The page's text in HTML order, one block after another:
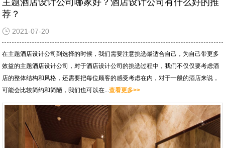
荐？
2021-07-20
在主题酒店设计公司到选择的时候，我们需要注意挑选最适合自己，为自己带更多
效益的主题酒店设计公司，对于酒店设计公司的挑选过程中，我们不仅仅要考虑酒
店的整体结构和风格，还需要把每位顾客的感受考虑在内，对于一般的酒店来说，
可能会比较简约和简陋，我们也可以在...查看更多>>